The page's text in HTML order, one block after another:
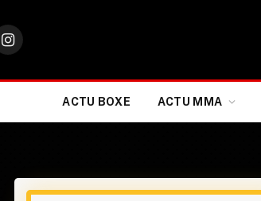
Instagram
ACTU BOXE ACTU MMA